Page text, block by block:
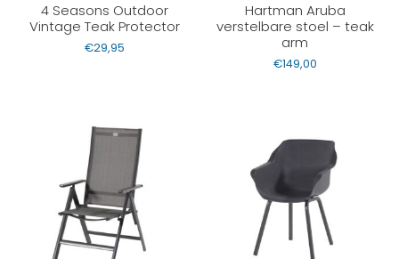
4 Seasons Outdoor
Vintage Teak Protector
€29,95
Hartman Aruba
verstelbare stoel – teak
arm
€149,00